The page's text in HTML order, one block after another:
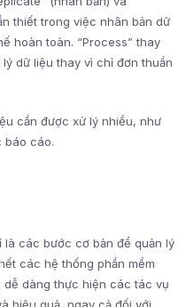
thiết trong việc nhân bản dữ
hoàn toàn. “Process” thay
dữ liệu thay vì chỉ đơn thuần
cần được xử lý nhiều, như
báo cáo.
là các bước cơ bản để quản lý
các hệ thống phần mềm
dàng thực hiện các tác vụ